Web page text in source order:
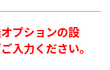
プションの設
入力ください。